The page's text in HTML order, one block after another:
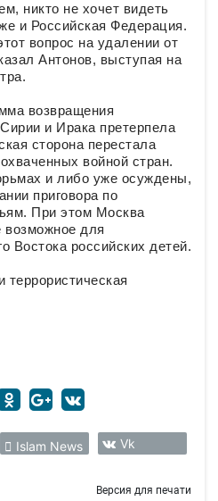
никто не хочет видеть
и Российская Федерация.
вопрос на удалении от
Антонов, выступая на
возвращения
и Ирака претерпела
сторона перестала
войной стран.
и либо уже осуждены,
приговора по
При этом Москва
возможное для
Востока российских детей.
Islam News Vk
Версия для печати